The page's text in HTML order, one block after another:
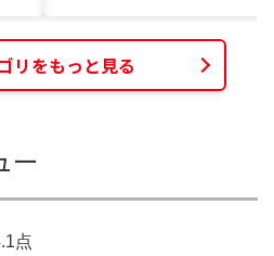
リをもっと見る
ー
点